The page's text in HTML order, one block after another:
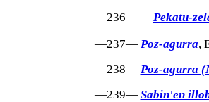
—236—
Pekatu-
—237— Poz-agurra,
—238— Poz-agurra
—239— Sabin'en